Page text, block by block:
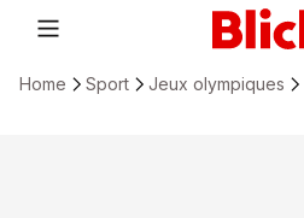
Home Sport Jeux olympiques